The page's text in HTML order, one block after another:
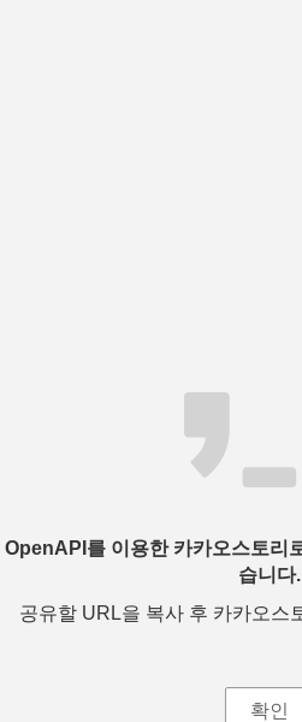
OpenAPI를 이용한 카카오스토리
습니다.
공유할 URL을 복사 후 카카오스
확인